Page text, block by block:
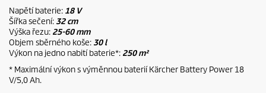
s
o
f
0
s
c
o
Napětí baterie: 18 V
Šířka sečení: 32 cm
Výška řezu: 25-60 mm
Objem sběrného koše: 30 l
Výkon na jedno nabití baterie*: 250 m²
* Maximální výkon s výměnnou baterií Kärcher Battery Power 18
V/5,0 Ah.